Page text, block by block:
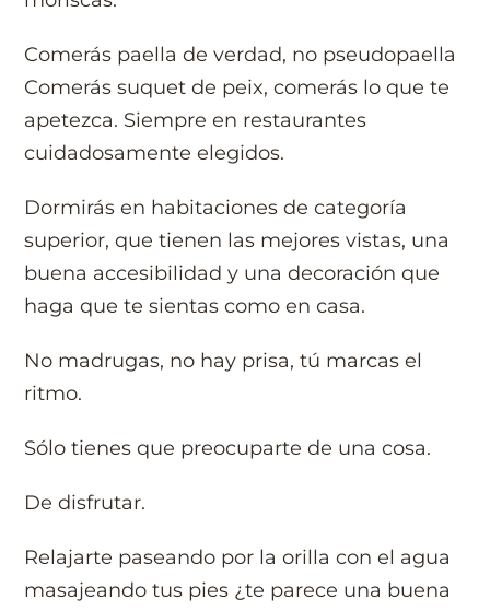
Comerás paella de verdad, no pseudopaella
Comerás suquet de peix, comerás lo que te
apetezca. Siempre en restaurantes
cuidadosamente elegidos.
Dormirás en habitaciones de categoría
superior, que tienen las mejores vistas, una
buena accesibilidad y una decoración que
haga que te sientas como en casa.
No madrugas, no hay prisa, tú marcas el
ritmo.
Sólo tienes que preocuparte de una cosa.
De disfrutar.
Relajarte paseando por la orilla con el agua
masajeando tus pies ¿te parece una buena